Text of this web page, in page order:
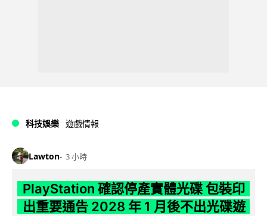
科技娛樂 遊戲情報
Lawton 3 小時
PlayStation 確認停產實體光碟 包裝印
出重要通告 2028 年 1 月後不出光碟遊